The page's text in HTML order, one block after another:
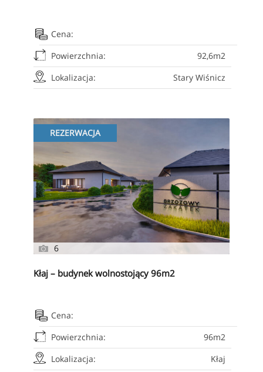
Cena:
Powierzchnia:
92,6m2
Lokalizacja:
Stary Wiśnicz
REZERWACJA
6
Kłaj – budynek wolnostojący 96m2
Cena:
Powierzchnia:
96m2
Lokalizacja:
Kłaj